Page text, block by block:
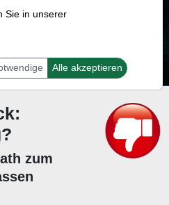
%
der unglücklichst agierende Trader
zum
Sie in unserer
Alle akzeptieren